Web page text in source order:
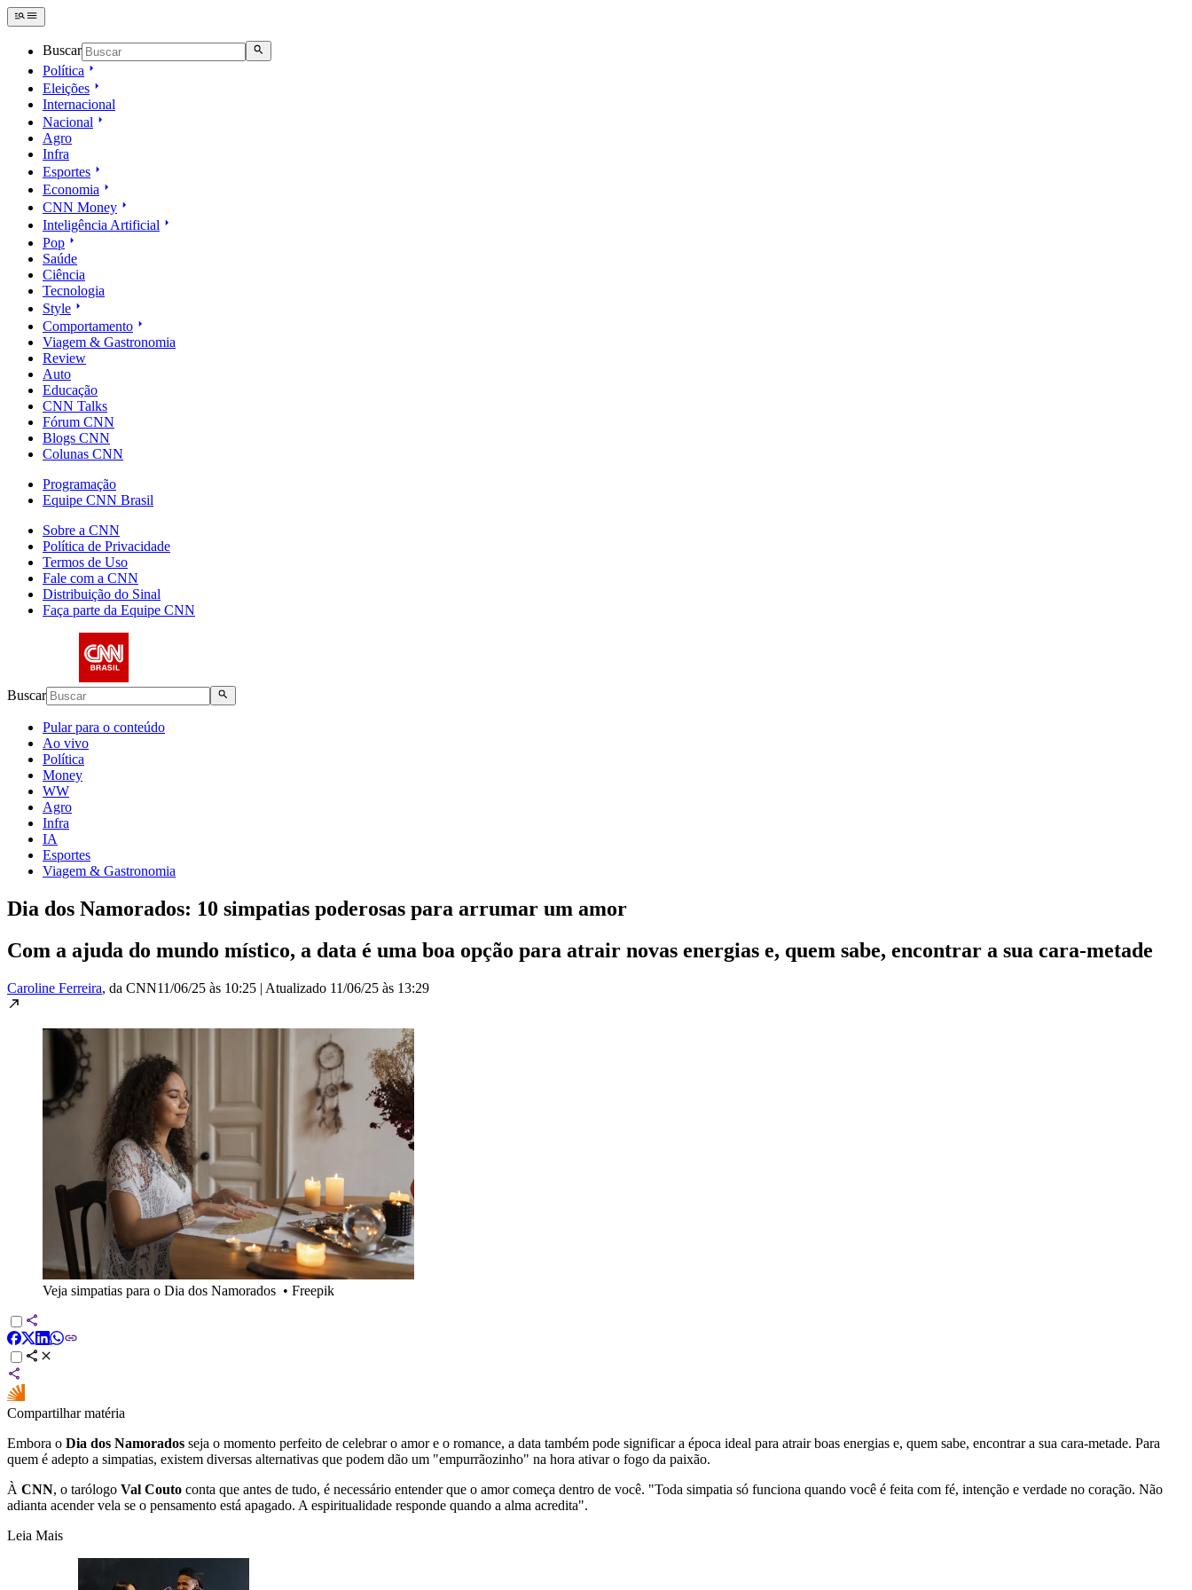
Buscar
Política
Eleições
Internacional
Nacional
Agro
Infra
Esportes
Economia
CNN Money
Inteligência Artificial
Pop
Saúde
Ciência
Tecnologia
Style
Comportamento
Viagem & Gastronomia
Review
Auto
Educação
CNN Talks
Fórum CNN
Blogs CNN
Colunas CNN
Programação
Equipe CNN Brasil
Sobre a CNN
Política de Privacidade
Termos de Uso
Fale com a CNN
Distribuição do Sinal
Faça parte da Equipe CNN
Buscar
Pular para o conteúdo
Ao vivo
Política
Money
WW
Agro
Infra
IA
Esportes
Viagem & Gastronomia
Dia dos Namorados: 10 simpatias poderosas para arrumar um amor
Com a ajuda do mundo místico, a data é uma boa opção para atrair novas energias e, quem sabe, encontrar a sua cara-metade
Caroline Ferreira, da CNN11/06/25 às 10:25 | Atualizado 11/06/25 às 13:29
Veja simpatias para o Dia dos Namorados • Freepik
Compartilhar matéria
Embora o Dia dos Namorados seja o momento perfeito de celebrar o amor e o romance, a data também pode significar a época ideal para atrair boas energias e, quem sabe, encontrar a sua cara-metade. Para
quem é adepto a simpatias, existem diversas alternativas que podem dão um "empurrãozinho" na hora ativar o fogo da paixão.
À CNN, o tarólogo Val Couto conta que antes de tudo, é necessário entender que o amor começa dentro de você. "Toda simpatia só funciona quando você é feita com fé, intenção e verdade no coração. Não
adianta acender vela se o pensamento está apagado. A espiritualidade responde quando a alma acredita".
Leia Mais